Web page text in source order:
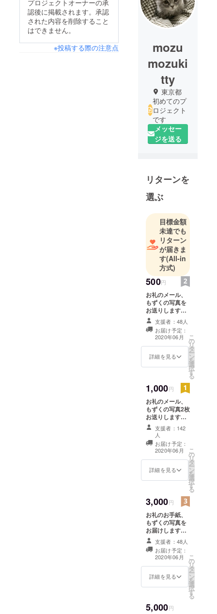
プロジェクトオーナーの承
認後に掲載されます。承認
された内容を削除すること
はできません。
※投稿する際の注意点
mozu
mozuki
tty
東京都
初めてのプ
ロジェクト
です
メッセー
ジを送る
リターンを
選ぶ
目標金額
未達でも
リターン
が届きま
す(All-in
方式)
500円
お礼のメール、
もずくの写真を
お送りします。
＊写真はランダ
ムになります ま
た「活動報告」
上で、支援者さ
ん限定でプロ
ジェクトの活動
支援者：48人
お届け予定：
2020年06月
詳細を見る
こ
の
リ
タ
ー
ン
を
選
択
す
る
1,000円
お礼のメール、
もずくの写真2枚
お送りします。
＊写真はランダ
ムになります ま
た「活動報告」
上で、支援者さ
ん限定でプロ
をご報告いたし
ます。
支援者：142
人
お届け予定：
2020年06月
詳細を見る
こ
の
リ
タ
ー
ン
を
選
択
す
る
3,000円
お礼のお手紙、
もずくの写真を
お届けします。
＊写真はランダ
ムになります ま
た「活動報告」
上で、支援者さ
ん限定でプロ
ジェクトの活動
支援者：48人
お届け予定：
2020年06月
詳細を見る
こ
の
リ
タ
ー
ン
を
選
択
す
る
5,000円